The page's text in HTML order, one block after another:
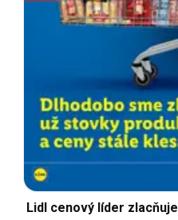
Lidl cenový líder zlacňuje